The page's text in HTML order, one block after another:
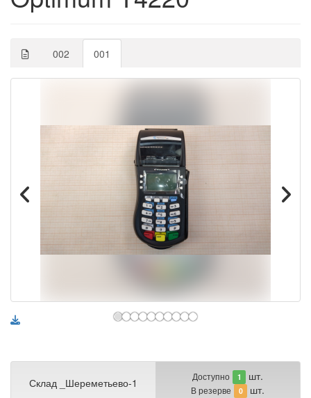
002 001
Склад _Шереметьево-1 Доступно 1 шт.
В резерве 0 шт.